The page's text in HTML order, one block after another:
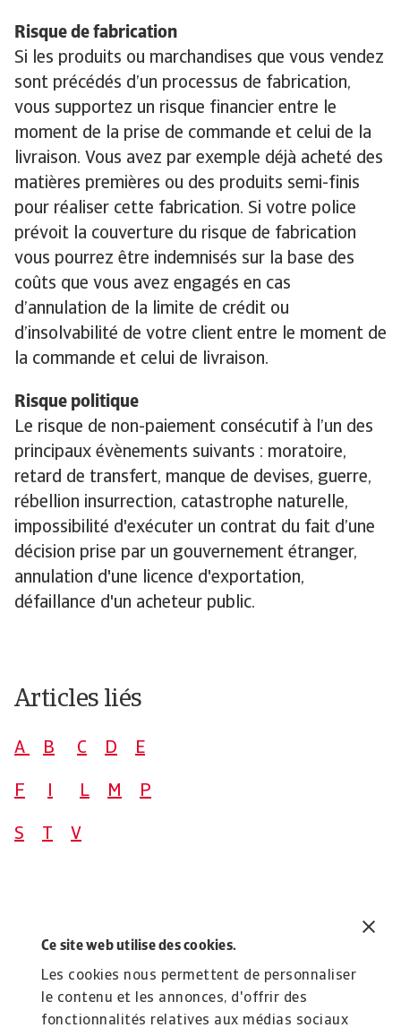
Ce site web utilise des cookies.
Les cookies nous permettent de personnaliser
le contenu et les annonces, d'offrir des
fonctionnalités relatives aux médias sociaux
Risque de fabrication
Si les produits ou marchandises que vous vendez
sont précédés d’un processus de fabrication,
vous supportez un risque financier entre le
moment de la prise de commande et celui de la
livraison. Vous avez par exemple déjà acheté des
matières premières ou des produits semi-finis
pour réaliser cette fabrication. Si votre police
prévoit la couverture du risque de fabrication
vous pourrez être indemnisés sur la base des
coûts que vous avez engagés en cas
d’annulation de la limite de crédit ou
d’insolvabilité de votre client entre le moment de
la commande et celui de livraison.
Risque politique
Le risque de non-paiement consécutif à l’un des
principaux évènements suivants : moratoire,
retard de transfert, manque de devises, guerre,
rébellion insurrection, catastrophe naturelle,
impossibilité d'exécuter un contrat du fait d’une
décision prise par un gouvernement étranger,
annulation d'une licence d'exportation,
défaillance d'un acheteur public.
Articles liés
A B C D E
F L M P
S T V
Téléphoner au01.41.05.84.84.
Envoyer un email à